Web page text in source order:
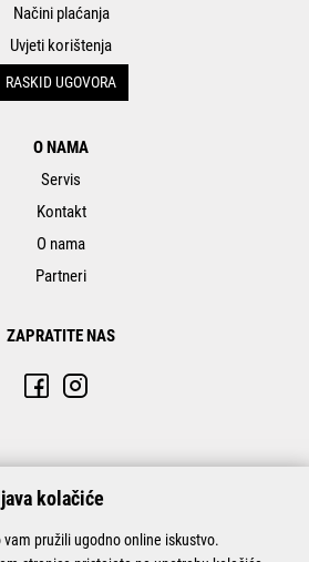
Načini plaćanja
Uvjeti korištenja
RASKID UGOVORA
O NAMA
Servis
Kontakt
O nama
Partneri
ZAPRATITE NAS
kolačiće
pružili ugodno online iskustvo.